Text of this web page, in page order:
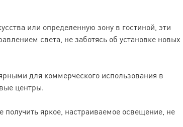
или определенную зону в гостиной, эти
света, не заботясь об установке новых
для коммерческого использования в
центры.
яркое, настраиваемое освещение, не